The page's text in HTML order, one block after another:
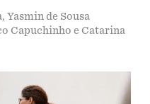
de Sousa
Capuchinho e Catarina